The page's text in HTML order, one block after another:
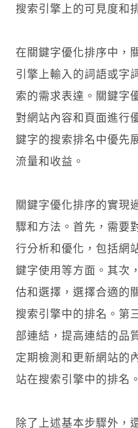
搜索引擎上的可見度和
在關鍵字優化排序中，
引擎上輸入的詞語或字
索的需求表達。關鍵字
對網站內容和頁面進行
鍵字的搜索排名中優先
流量和收益。
關鍵字優化排序的實現
驟和方法。首先，需要
行分析和優化，包括網
鍵字使用等方面。其次
估和選擇，選擇合適的
搜索引擎中的排名。第
部連結，提高連結的品
定期檢測和更新網站的
站在搜索引擎中的排名。
除了上述基本步驟外，